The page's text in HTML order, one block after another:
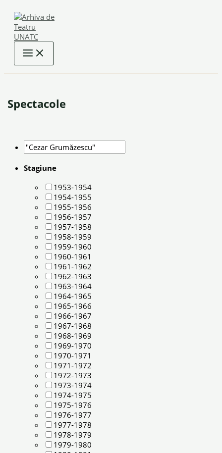
content
Spectacole
Stagiune
1953-1954
1954-1955
1955-1956
1956-1957
1957-1958
1958-1959
1959-1960
1960-1961
1961-1962
1962-1963
1963-1964
1964-1965
1965-1966
1966-1967
1967-1968
1968-1969
1969-1970
1970-1971
1971-1972
1972-1973
1973-1974
1974-1975
1975-1976
1976-1977
1977-1978
1978-1979
1979-1980